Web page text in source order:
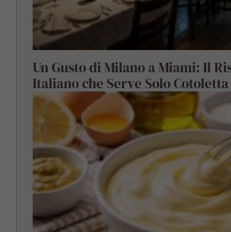
Un Gusto di Milano a Miami: Il
Italiano che Serve Solo